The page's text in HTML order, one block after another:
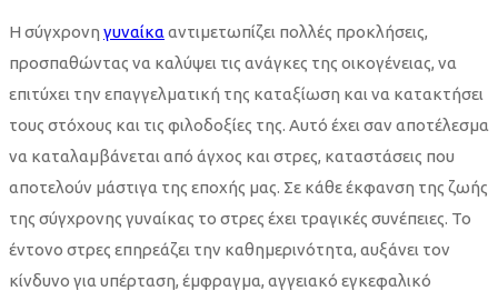
Η σύγχρονη γυναίκα αντιμετωπίζει πολλές προκλήσεις,
προσπαθώντας να καλύψει τις ανάγκες της οικογένειας, να
επιτύχει την επαγγελματική της καταξίωση και να κατακτήσει
τους στόχους και τις φιλοδοξίες της. Αυτό έχει σαν αποτέλεσμα
να καταλαμβάνεται από άγχος και στρες, καταστάσεις που
αποτελούν μάστιγα της εποχής μας. Σε κάθε έκφανση της ζωής
της σύγχρονης γυναίκας το στρες έχει τραγικές συνέπειες. Το
έντονο στρες επηρεάζει την καθημερινότητα, αυξάνει τον
κίνδυνο για υπέρταση, έμφραγμα, αγγειακό εγκεφαλικό